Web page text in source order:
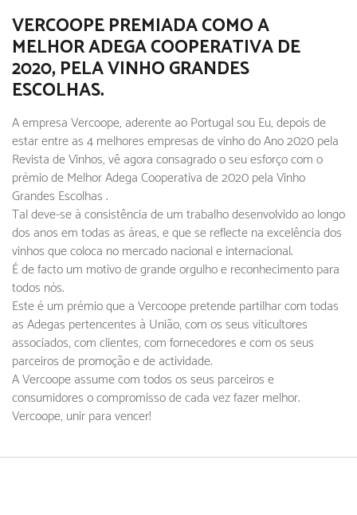
VERCOOPE PREMIADA COMO A
MELHOR ADEGA COOPERATIVA DE
2020, PELA VINHO GRANDES
ESCOLHAS.
A empresa Vercoope, aderente ao Portugal sou Eu, depois de
estar entre as 4 melhores empresas de vinho do Ano 2020 pela
Revista de Vinhos, vê agora consagrado o seu esforço com o
prémio de Melhor Adega Cooperativa de 2020 pela Vinho
Grandes Escolhas .
Tal deve-se à consistência de um trabalho desenvolvido ao longo
dos anos em todas as áreas, e que se reflecte na excelência dos
vinhos que coloca no mercado nacional e internacional.
É de facto um motivo de grande orgulho e reconhecimento para
todos nós.
Este é um prémio que a Vercoope pretende partilhar com todas
as Adegas pertencentes à União, com os seus viticultores
associados, com clientes, com fornecedores e com os seus
parceiros de promoção e de actividade.
A Vercoope assume com todos os seus parceiros e
consumidores o compromisso de cada vez fazer melhor.
Vercoope, unir para vencer!